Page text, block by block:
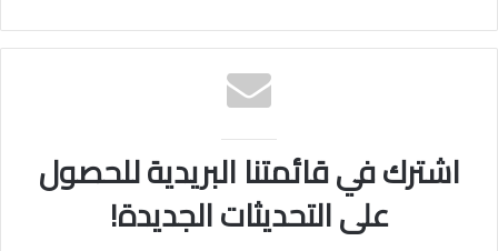
اشترك في قائمتنا البريدية للحصول
على التحديثات الجديدة!